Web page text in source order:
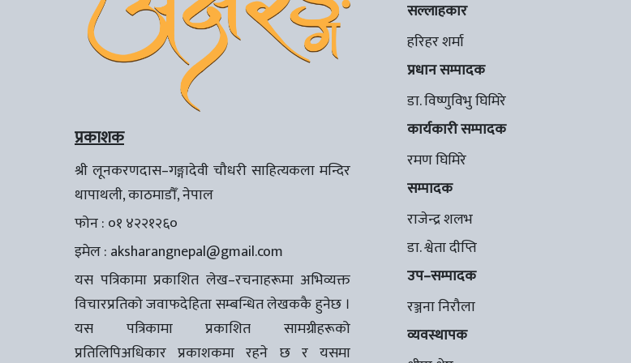
प्रकाशक
श्री लूनकरणदास–गङ्गादेवी चौधरी साहित्यकला मन्दिर
थापाथली, काठमाडौँ, नेपाल
फोन : ०१ ४२२१२६०
इमेल : aksharangnepal@gmail.com
यस पत्रिकामा प्रकाशित लेख–रचनाहरूमा अभिव्यक्त
विचारप्रतिको जवाफदेहिता सम्बन्धित लेखककै हुनेछ ।
यस पत्रिकामा प्रकाशित सामग्रीहरूको
प्रतिलिपिअधिकार प्रकाशकमा रहने छ र यसमा
सल्लाहकार
हरिहर शर्मा
प्रधान सम्पादक
डा. विष्णुविभु घिमिरे
कार्यकारी सम्पादक
रमण घिमिरे
सम्पादक
राजेन्द्र शलभ
डा. श्वेता दीप्ति
उप–सम्पादक
रञ्जना निरौला
व्यवस्थापक